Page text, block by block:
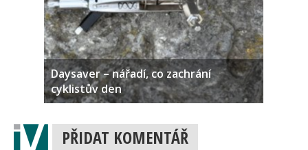
Daysaver – nářadí, co zachrání
cyklistův den
PŘIDAT KOMENTÁŘ